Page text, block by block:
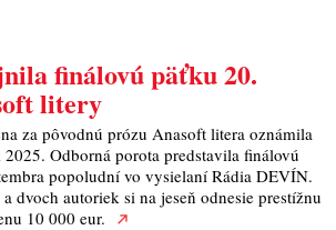
finálovú päťku 20.
litery
za pôvodnú prózu Anasoft litera oznámila
Odborná porota predstavila finálovú
popoludní vo vysielaní Rádia DEVÍN.
dvoch autoriek si na jeseň odnesie prestížnu
10 000 eur.